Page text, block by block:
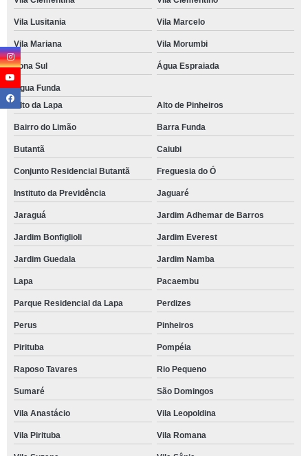
Vila Lusitania Vila Marcelo
Vila Mariana Vila Morumbi
Zona Sul Água Espraiada
Água Funda
Alto da Lapa
Alto de Pinheiros
Bairro do Limão Barra Funda
Butantã Caiubi
Conjunto Residencial Butantã Freguesia do Ó
Instituto da Previdência Jaguaré
Jaraguá Jardim Adhemar de Barros
Jardim Bonfiglioli Jardim Everest
Jardim Guedala Jardim Namba
Lapa Pacaembu
Parque Residencial da Lapa Perdizes
Perus Pinheiros
Pirituba Pompéia
Raposo Tavares Rio Pequeno
Sumaré São Domingos
Vila Anastácio Vila Leopoldina
Vila Pirituba Vila Romana